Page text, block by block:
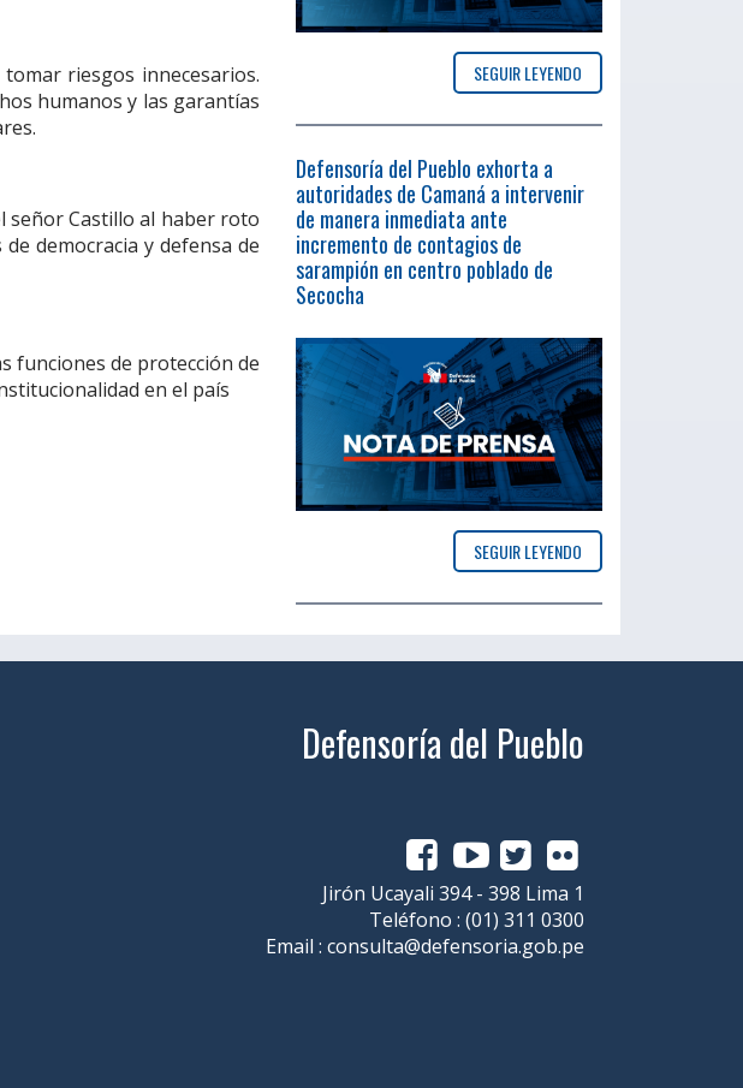
riesgos innecesarios.
humanos y las garantías
señor Castillo al haber roto
democracia y defensa de
funciones de protección de
en el país
SEGUIR LEYENDO
Defensoría del Pueblo exhorta a
autoridades de Camaná a intervenir
de manera inmediata ante
incremento de contagios de
sarampión en centro poblado de
Secocha
SEGUIR LEYENDO
Defensoría del Pueblo
Jirón Ucayali 394 - 398 Lima 1
Teléfono : (01) 311 0300
Email : consulta@defensoria.gob.pe